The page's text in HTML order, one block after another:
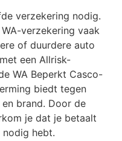
verzekering nodig.
verzekering vaak
of duurdere auto
een Allrisk-
WA Beperkt Casco-
biedt tegen
brand. Door de
je dat je betaalt
hebt.